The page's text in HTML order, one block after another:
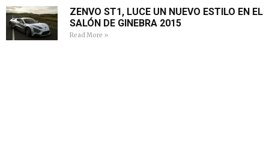
ZENVO ST1, LUCE UN NUEVO ESTILO EN EL
SALÓN DE GINEBRA 2015
Read More »